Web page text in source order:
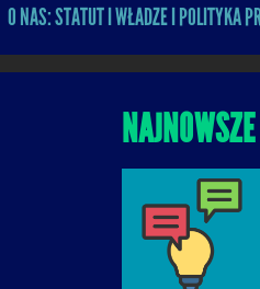
O NAS: STATUT I WŁADZE I POLITYKA
NAJNOWSZE